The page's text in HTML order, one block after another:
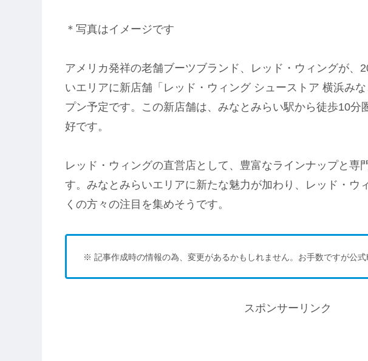
＊写真はイメージです
アメリカ発祥の老舗ブーツブランド、レッド・ウィングが、
いエリアに新店舗「レッド・ウィング シューストア 横浜み
プン予定です。この新店舗は、みなとみらい駅から徒歩10分
好です。
レッド・ウィングの直営店として、豊富なラインナップと専
す。みなとみらいエリアに新たな魅力が加わり、レッド・ウ
くの方々の注目を集めそうです。
※ 記事作成時の情報の為、変更があるかもしれません。お手数ですが公式
スポンサーリンク